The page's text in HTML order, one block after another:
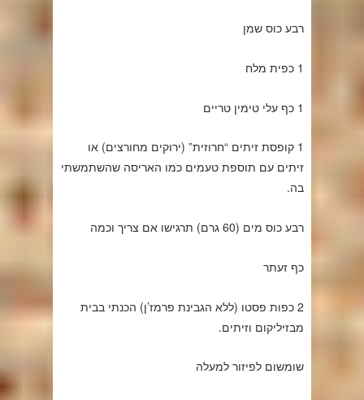
רבע כוס שמן
1 כפית מלח
1 כף עלי טימין טריים
1 קופסת זיתים “חרוזית” (ירוקים מחורצים) או
זיתים עם תוספת טעמים כמו האריסה שהשתמשתי
בה.
רבע כוס מים (60 גרם) תרגישו אם צריך וכמה
כף זעתר
2 כפות פסטו (ללא הגבינת פרמז’ן) הכנתי בבית
מבזיליקום וזיתים.
שומשום לפיזור למעלה